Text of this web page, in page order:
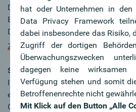
Die Entwicklerdokumentation
Beschreibung der einzelnen
Dokumentation ist ausschließlich
Zur API Dokumentation
Support-Zugang
Im Support-Zugang können
einreichen. Den Support
Oberbank.
hat oder Unternehmen in
Data Privacy Framework
dabei insbesondere das Risiko,
Zugriff der dortigen
Überwachungszwecken
dagegen keine wirksamen
Verfügung stehen und somit
Betroffenenrechte nicht
Mit Klick auf den Button „Alle